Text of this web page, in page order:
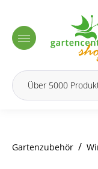
Gartenzubehör /